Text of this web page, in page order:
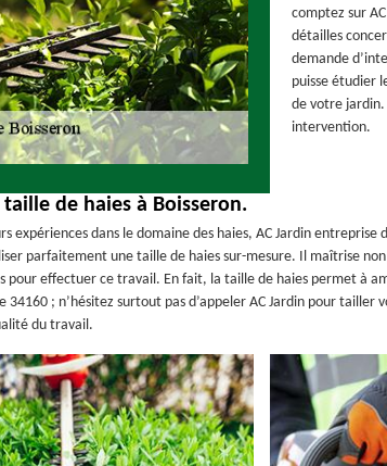
comptez sur
détailles
demande
puisse étudier
de votre jardin.
intervention.
de haies à Boisseron.
expériences dans le domaine des haies, AC Jardin entreprise
parfaitement une taille de haies sur-mesure. Il maîtrise
pour effectuer ce travail. En fait, la taille de haies permet à
34160 ; n’hésitez surtout pas d’appeler AC Jardin pour tailler
du travail.